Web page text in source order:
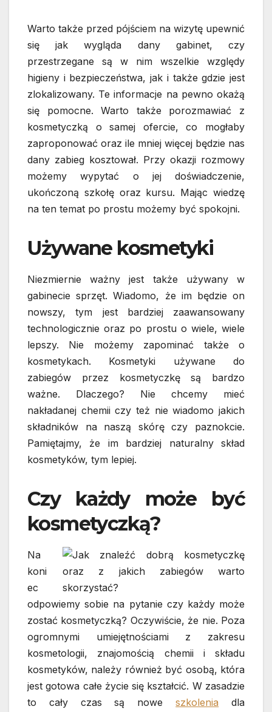
Warto także przed pójściem na wizytę upewnić
się jak wygląda dany gabinet, czy
przestrzegane są w nim wszelkie względy
higieny i bezpieczeństwa, jak i także gdzie jest
zlokalizowany. Te informacje na pewno okażą
się pomocne.Warto także porozmawiać z
kosmetyczką o samej ofercie, co mogłaby
zaproponować oraz ile mniej więcej będzie nas
dany zabieg kosztował. Przy okazji rozmowy
możemy wypytać o jej doświadczenie,
ukończoną szkołę oraz kursu. Mając wiedzę
na ten temat po prostu możemy być spokojni.
Używane kosmetyki
Niezmiernie ważny jest także używany w
gabinecie sprzęt. Wiadomo, że im będzie on
nowszy, tym jest bardziej zaawansowany
technologicznie oraz po prostu o wiele, wiele
lepszy. Nie możemy zapominać także o
kosmetykach. Kosmetyki używane do
zabiegów przez kosmetyczkę są bardzo
ważne. Dlaczego? Nie chcemy mieć
nakładanej chemii czy też nie wiadomo jakich
składników na naszą skórę czy paznokcie.
Pamiętajmy, że im bardziej naturalny skład
kosmetyków, tym lepiej.
Czy każdy może być
kosmetyczką?
Na
koni
ec
odpowiemy sobie na pytanie czy każdy może
zostać kosmetyczką? Oczywiście, że nie. Poza
ogromnymi umiejętnościami z zakresu
kosmetologii, znajomością chemii i składu
kosmetyków, należy również być osobą, która
jest gotowa całe życie się kształcić. W zasadzie
to cały czas są noweszkolenia dla